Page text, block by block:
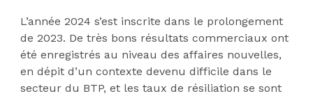
L’année 2024 s’est inscrite dans le prolongement
de 2023. De très bons résultats commerciaux ont
été enregistrés au niveau des affaires nouvelles,
en dépit d’un contexte devenu difficile dans le
secteur du BTP, et les taux de résiliation se sont